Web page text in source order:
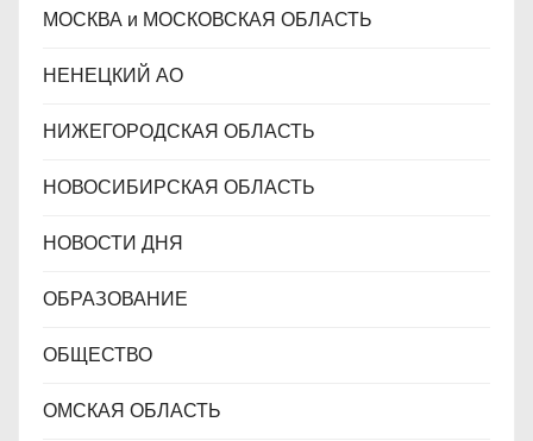
МОСКВА и МОСКОВСКАЯ ОБЛАСТЬ
НЕНЕЦКИЙ АО
НИЖЕГОРОДСКАЯ ОБЛАСТЬ
НОВОСИБИРСКАЯ ОБЛАСТЬ
НОВОСТИ ДНЯ
ОБРАЗОВАНИЕ
ОБЩЕСТВО
ОМСКАЯ ОБЛАСТЬ